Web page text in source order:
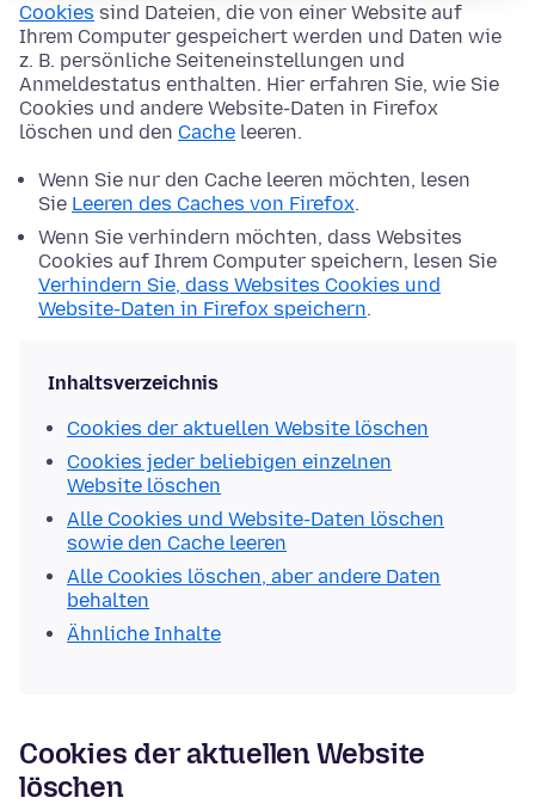
Cookies sind Dateien, die von einer Website auf
Ihrem Computer gespeichert werden und Daten wie
z. B. persönliche Seiteneinstellungen und
Anmeldestatus enthalten. Hier erfahren Sie, wie Sie
Cookies und andere Website-Daten in Firefox
löschen und den Cache leeren.
Wenn Sie nur den Cache leeren möchten, lesen
Sie Leeren des Caches von Firefox.
Wenn Sie verhindern möchten, dass Websites
Cookies auf Ihrem Computer speichern, lesen Sie
Verhindern Sie, dass Websites Cookies und
Website-Daten in Firefox speichern.
Inhaltsverzeichnis
Cookies der aktuellen Website löschen
Cookies jeder beliebigen einzelnen
Website löschen
Alle Cookies und Website-Daten löschen
sowie den Cache leeren
Alle Cookies löschen, aber andere Daten
behalten
Ähnliche Inhalte
Cookies der aktuellen Website
löschen